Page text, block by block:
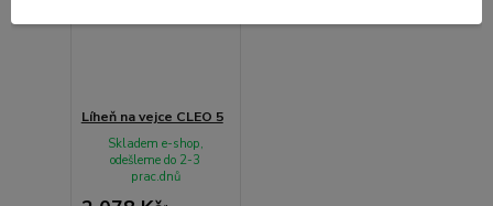
Líheň na vejce CLEO 5
Skladem e-shop,
odešleme do 2-3
prac.dnů